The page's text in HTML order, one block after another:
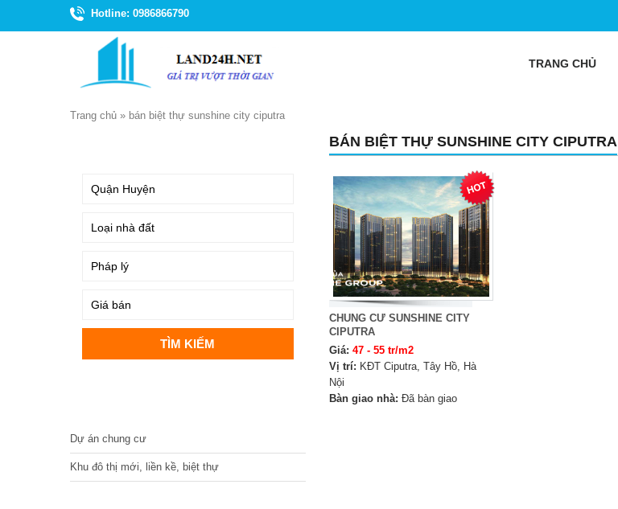
Hotline: 0986866790
TRANG CHỦ
Trang chủ » bán biệt thự sunshine city ciputra
BÁN BIỆT THỰ SUNSHINE CITY CIPUTRA
CHUNG CƯ SUNSHINE CITY
CIPUTRA
Giá: 47 - 55 tr/m2
Vị trí: KĐT Ciputra, Tây Hồ, Hà
Nội
Bàn giao nhà: Đã bàn giao
Dự án chung cư
Khu đô thị mới, liền kề, biệt thự